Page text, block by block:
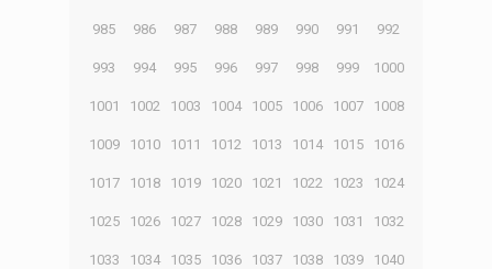
985 986 987 988 989 990 991 992
993 994 995 996 997 998 999 1000
1001 1002 1003 1004 1005 1006 1007 1008
1009 1010 1011 1012 1013 1014 1015 1016
1017 1018 1019 1020 1021 1022 1023 1024
1025 1026 1027 1028 1029 1030 1031 1032
1033 1034 1035 1036 1037 1038 1039 1040